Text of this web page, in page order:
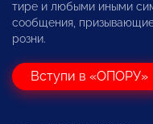
тире и любыми иными
сообщения,
розни.
Вступи в «ОПОРУ»